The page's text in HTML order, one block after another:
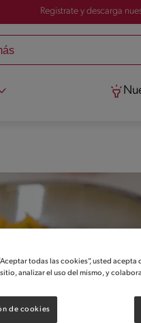
Registrate y descarga
todas las cookies”, usted
analizar el uso del mismo, y
de cookies